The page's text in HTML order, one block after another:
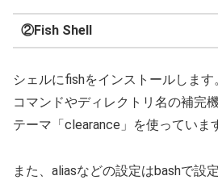
②Fish Shell
シェルにfishをインストールします
コマンドやディレクトリ名の補完
テーマ「clearance」を使っていま
また、aliasなどの設定はbashで設